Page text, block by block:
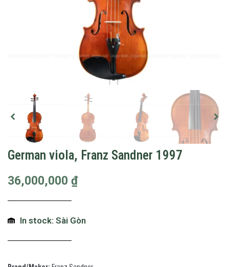
German viola, Franz Sandner 1997
36,000,000 ₫
In stock: Sài Gòn